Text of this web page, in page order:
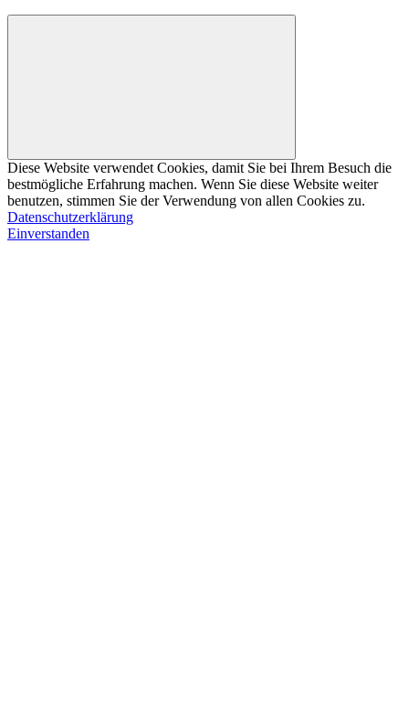
Diese Website verwendet Cookies, damit Sie bei Ihrem Besuch die
bestmögliche Erfahrung machen. Wenn Sie diese Website weiter
benutzen, stimmen Sie der Verwendung von allen Cookies zu.
Datenschutzerklärung
Einverstanden